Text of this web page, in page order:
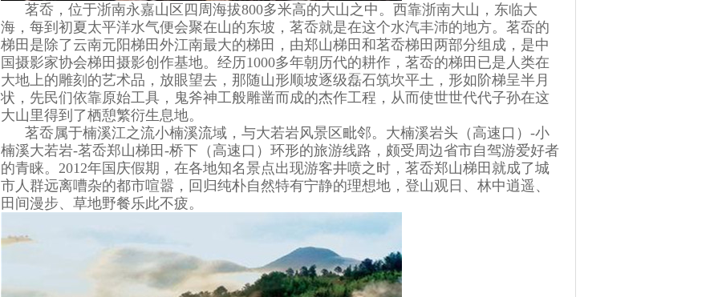
茗岙，位于浙南永嘉山区四周海拔800多米高的大山之中。西靠浙南大山，东临大
海，每到初夏太平洋水气便会聚在山的东坡，茗岙就是在这个水汽丰沛的地方。茗岙的
梯田是除了云南元阳梯田外江南最大的梯田，由郑山梯田和茗岙梯田两部分组成，是中
国摄影家协会梯田摄影创作基地。经历1000多年朝历代的耕作，茗岙的梯田已是人类在
大地上的雕刻的艺术品，放眼望去，那随山形顺坡逐级磊石筑坎平土，形如阶梯呈半月
状，先民们依靠原始工具，鬼斧神工般雕凿而成的杰作工程，从而使世世代代子孙在这
大山里得到了栖憩繁衍生息地。
茗岙属于楠溪江之流小楠溪流域，与大若岩风景区毗邻。大楠溪岩头（高速口）-小
楠溪大若岩-茗岙郑山梯田-桥下（高速口）环形的旅游线路，颇受周边省市自驾游爱好者
的青睐。2012年国庆假期，在各地知名景点出现游客井喷之时，茗岙郑山梯田就成了城
市人群远离嘈杂的都市喧嚣，回归纯朴自然特有宁静的理想地，登山观日、林中逍遥、
田间漫步、草地野餐乐此不疲。